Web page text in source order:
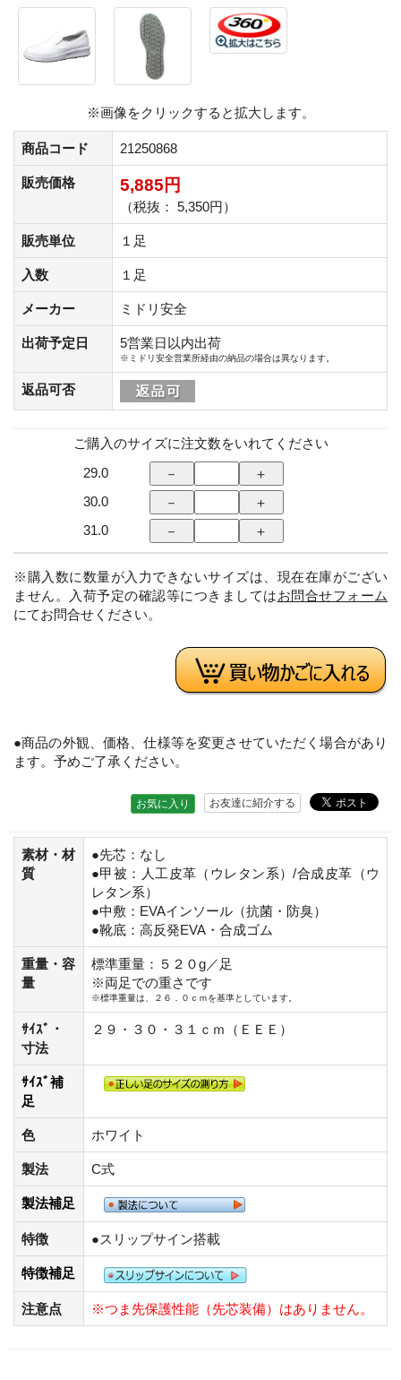
※画像をクリックすると拡大します。
商品コード 21250868
販売価格 5,885円
（税抜： 5,350円）
販売単位 １足
入数 １足
メーカー ミドリ安全
出荷予定日 5営業日以内出荷
※ミドリ安全営業所経由の納品の場合は異なります。
返品可否
ご購入のサイズに注文数をいれてください
29.0
30.0
31.0
※購入数に数量が入力できないサイズは、現在在庫がござい
ません。入荷予定の確認等につきましてはお問合せフォーム
にてお問合せください。
●商品の外観、価格、仕様等を変更させていただく場合があり
ます。予めご了承ください。
お友達に紹介する
お気に入り
素材・材
質
●先芯：なし
●甲被：人工皮革（ウレタン系）/合成皮革（ウ
レタン系）
●中敷：EVAインソール（抗菌・防臭）
●靴底：高反発EVA・合成ゴム
重量・容
量
標準重量：５２０g／足
※両足での重さです
※標準重量は、２６．０ｃｍを基準としています。
ｻｲｽﾞ・
寸法
２９・３０・３１ｃｍ（ＥＥＥ）
ｻｲｽﾞ補
足
色 ホワイト
製法 C式
製法補足
特徴 ●スリップサイン搭載
特徴補足
注意点 ※つま先保護性能（先芯装備）はありません。